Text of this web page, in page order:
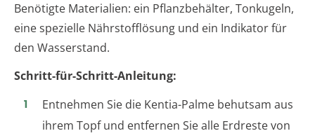
Benötigte Materialien: ein Pflanzbehälter, Tonkugeln,
eine spezielle Nährstofflösung und ein Indikator für
den Wasserstand.
Schritt-für-Schritt-Anleitung:
Entnehmen Sie die Kentia-Palme behutsam aus
ihrem Topf und entfernen Sie alle Erdreste von